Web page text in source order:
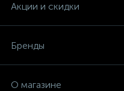
Акции и скидки
Бренды
О магазине